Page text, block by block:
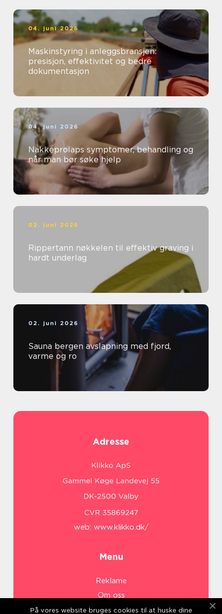
04. juni 2026
Maskinstyring i anleggsbransjen:
presisjon, effektivitet og bedre
dokumentasjon
04. juni 2026
Nakkeprolaps symptomer, behandling og
når man bør søke hjelp
02. juni 2026
Rippertann nøkkelen til effektiv graving i
hardt underlag
02. juni 2026
Sauna bergen avslapning med fjord,
varme og ro
Adresse
web: www.klikko.dk/
Menu
Reklame
Om oss
Cookies
På vores website bruges cookies til at huske dine